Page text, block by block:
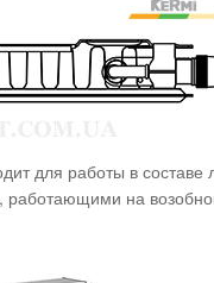
для работы в
на